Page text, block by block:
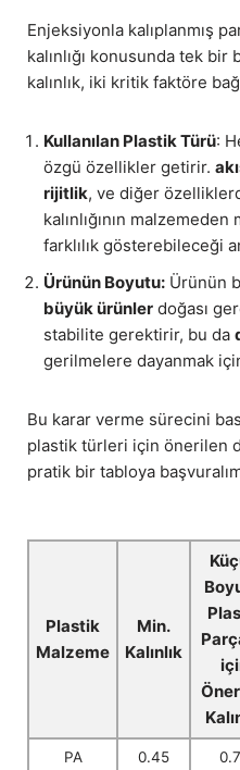
Enjeksiyonla kalıplanmış
kalınlığı konusunda tek
kalınlık, iki kritik faktöre
Kullanılan Plastik Türü:
özgü özellikler getirir.
rijitlik, ve diğer
kalınlığının
farklılık gösterebileceği
Ürünün Boyutu: Ürünün
büyük ürünler doğası
stabilite gerektirir, bu da
gerilmelere dayanmak
Bu karar verme sürecini
plastik türleri için önerilen
pratik bir tabloya
Plastik
Malzeme
Min.
Kalınlık
PA 0.45